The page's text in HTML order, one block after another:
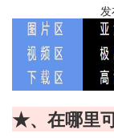
★、在哪里